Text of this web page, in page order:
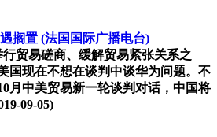
搁置 (法国国际广播电台)
贸易磋商、缓解贸易紧张关系之
国现在不想在谈判中谈华为问题。不
月中美贸易新一轮谈判对话，中国将
09-05)